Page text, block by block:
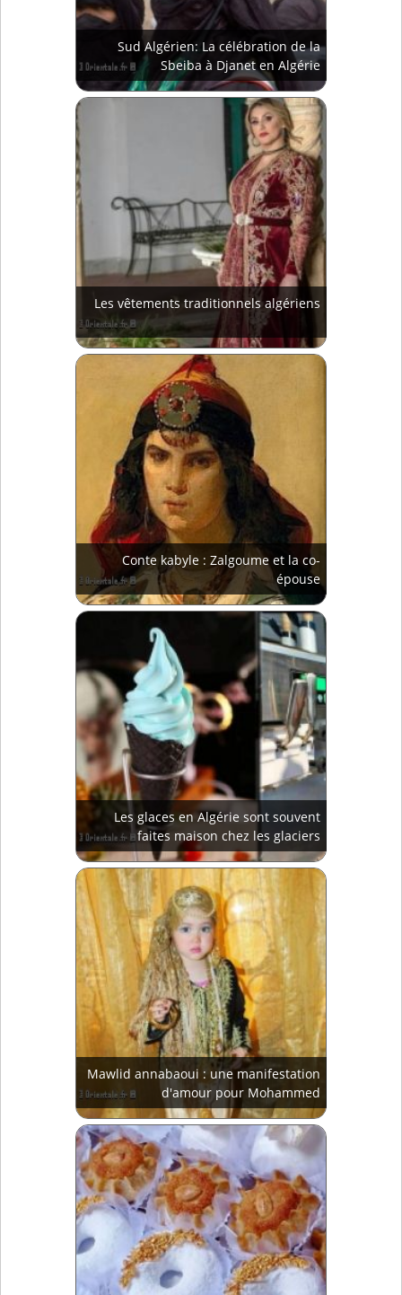
Sud Algérien: La célébration de la
Sbeiba à Djanet en Algérie
Les vêtements traditionnels algériens
Conte kabyle : Zalgoume et la co-
épouse
Les glaces en Algérie sont souvent
faites maison chez les glaciers
Mawlid annabaoui : une manifestation
d'amour pour Mohammed